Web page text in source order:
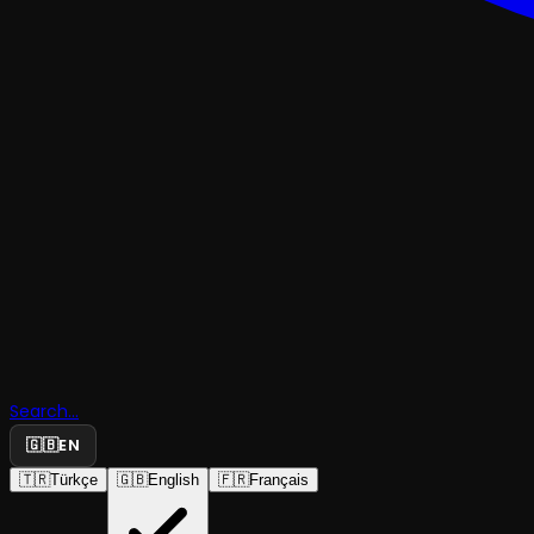
Search...
🇬🇧EN
🇹🇷Türkçe 🇬🇧English 🇫🇷Français
Lüküs